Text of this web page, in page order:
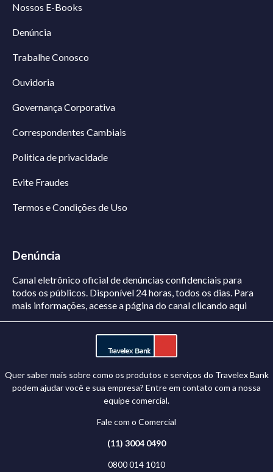
Nossos E-Books
Denúncia
Trabalhe Conosco
Ouvidoria
Governança Corporativa
Correspondentes Cambiais
Politica de privacidade
Evite Fraudes
Termos e Condições de Uso
Denúncia
Canal eletrônico oficial de denúncias confidenciais para
todos os públicos. Disponível 24 horas, todos os dias. Para
mais informações, acesse a página do canalclicando aqui
Quer saber mais sobre como os produtos e serviços do Travelex Bank
podem ajudar você e sua empresa? Entre em contato com a nossa
equipe comercial.
Fale com o Comercial
(11) 3004 0490
0800 014 1010